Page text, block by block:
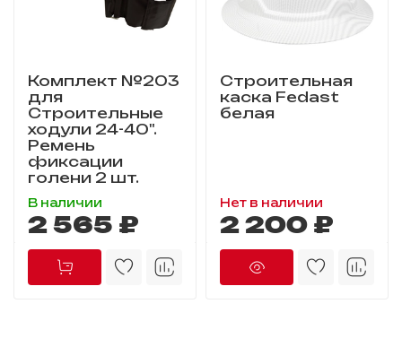
Комплект №203
для
Строительные
ходули 24-40".
Ремень
фиксации
голени 2 шт.
В наличии
2 565 ₽
Строительная
каска Fedast
белая
Нет в наличии
2 200 ₽